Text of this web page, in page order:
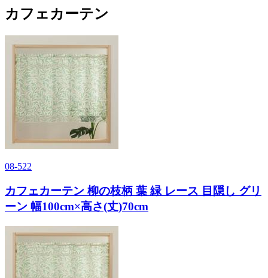
カフェカーテン
08-522
カフェカーテン 柳の枝柄 葉 緑 レース 目隠し グリ
ーン 幅100cm×高さ(丈)70cm